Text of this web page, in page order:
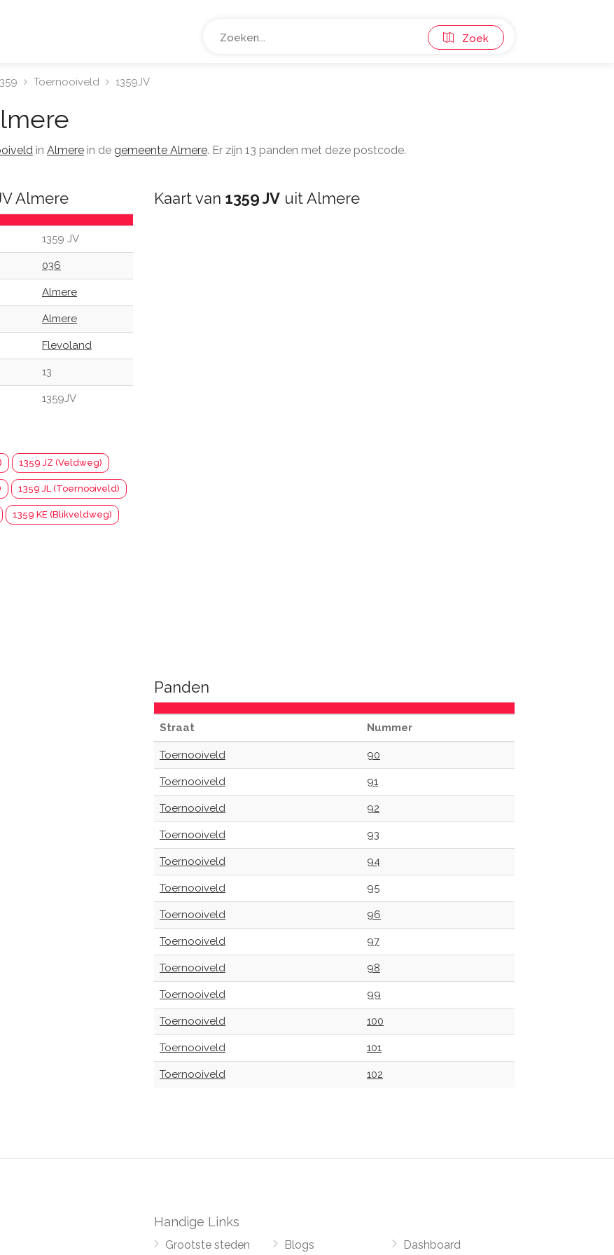
Zoek
Toernooiveld 1359JV
in Almere in de gemeente Almere. Er zijn 13 panden met deze postcode.
Almere
1359 JV
036
Almere
Almere
Flevoland
13
1359JV
1359 JZ (Veldweg)
1359 JL (Toernooiveld)
1359 KE (Blikveldweg)
Kaart van 1359 JV uit Almere
Panden
Straat Nummer
Toernooiveld 90
Toernooiveld 91
Toernooiveld 92
Toernooiveld 93
Toernooiveld 94
Toernooiveld 95
Toernooiveld 96
Toernooiveld 97
Toernooiveld 98
Toernooiveld 99
Toernooiveld 100
Toernooiveld 101
Toernooiveld 102
Handige Links
Grootste steden Blogs Dashboard